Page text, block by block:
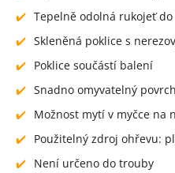
Tepelně odolná rukojeť
Skleněná poklice s
Poklice součástí balení
Snadno omyvatelný povrch
Možnost mytí v myčce na
Použitelný zdroj ohřevu:
Není určeno do